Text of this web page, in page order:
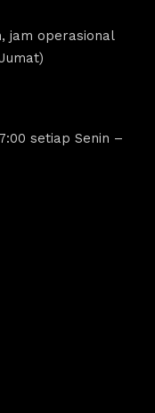
jam operasional
setiap Senin –